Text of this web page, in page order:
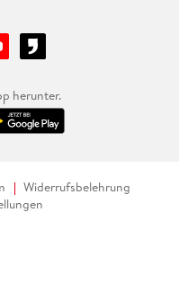
herunter.
Widerrufsbelehrung